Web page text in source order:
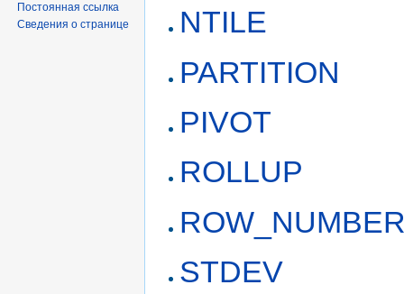
NTILE
PARTITION
PIVOT
ROLLUP
STDEV
Постоянная ссылка
Сведения о странице